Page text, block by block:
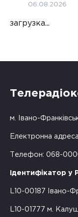
06.08.2026
загрузка...
м. Івано-
Електронна
Телефон: 068-
Ідентифікатор у
L10-00187 Івано-
L10-01777 м.